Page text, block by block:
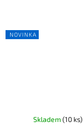
NOVINKA
Skladem(10 ks)